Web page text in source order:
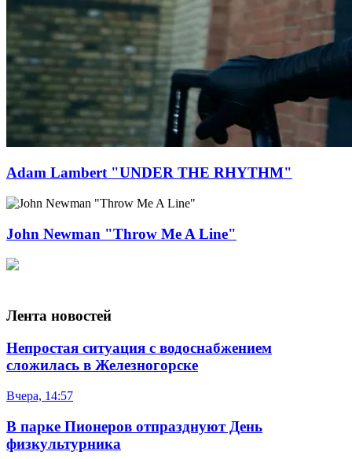
Adam Lambert "UNDER THE RHYTHM"
John Newman "Throw Me A Line"
Лента новостей
Непростая ситуация с водоснабжением
сложилась в Железногорске
Вчера, 14:57
В парке Пионеров отпразднуют День
физкультурника